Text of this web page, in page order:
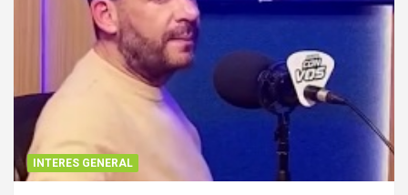
INTERES GENERAL